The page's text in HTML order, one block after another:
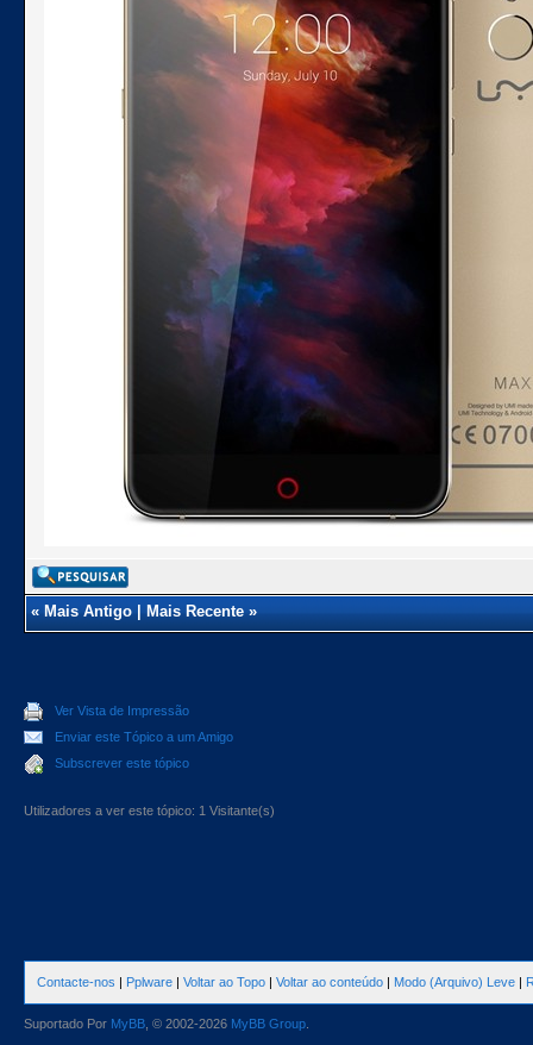
«Mais Antigo|Mais Recente»
Ver Vista de Impressão
Enviar este Tópico a um Amigo
Subscrever este tópico
Utilizadores a ver este tópico: 1 Visitante(s)
Contacte-nos | Pplware | Voltar ao Topo | Voltar ao conteúdo | Modo (Arquivo) Leve |
Suportado Por MyBB , © 2002-2026 MyBB Group